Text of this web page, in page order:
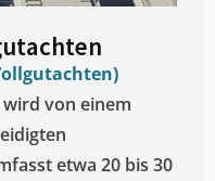
von einem
etwa 20 bis 30